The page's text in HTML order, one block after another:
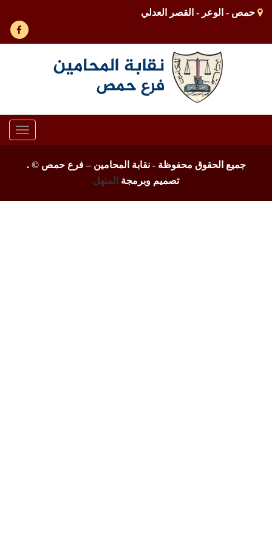
حمص - الوعر - القصر العدلي
جميع الحقوق محفوظة - نقابة المحامين – فرع حمص ©.
تصميم وبرمجة
المنهل